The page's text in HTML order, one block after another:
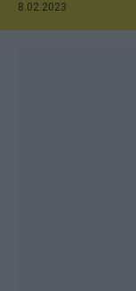
8.02.2023